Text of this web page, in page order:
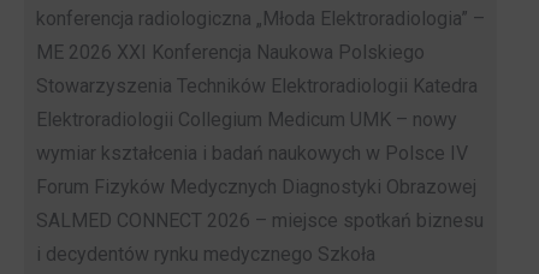
konferencja radiologiczna „Młoda Elektroradiologia” –
ME 2026 XXI Konferencja Naukowa Polskiego
Stowarzyszenia Techników Elektroradiologii Katedra
Elektroradiologii Collegium Medicum UMK – nowy
wymiar kształcenia i badań naukowych w Polsce IV
Forum Fizyków Medycznych Diagnostyki Obrazowej
SALMED CONNECT 2026 – miejsce spotkań biznesu
i decydentów rynku medycznego Szkoła